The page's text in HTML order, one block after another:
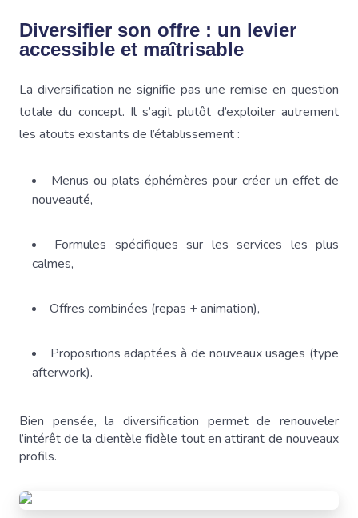
Diversifier son offre : un levier
accessible et maîtrisable
La diversification ne signifie pas une remise en question
totale du concept. Il s’agit plutôt d’exploiter autrement
les atouts existants de l’établissement :
Menus ou plats éphémères pour créer un effet de
nouveauté,
Formules spécifiques sur les services les plus
calmes,
Offres combinées (repas + animation),
Propositions adaptées à de nouveaux usages (type
afterwork).
Bien pensée, la diversification permet de renouveler
l’intérêt de la clientèle fidèle tout en attirant de nouveaux
profils.